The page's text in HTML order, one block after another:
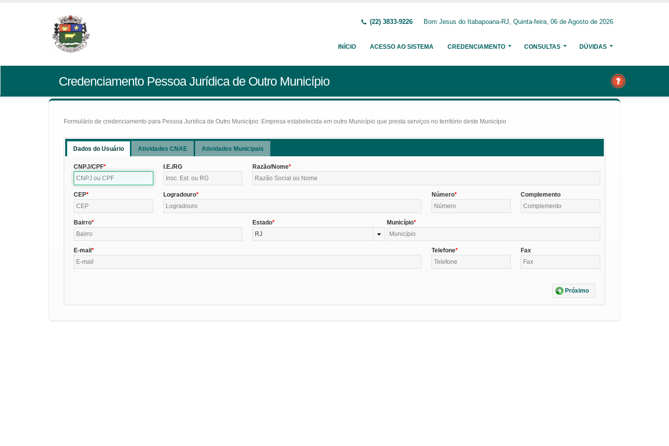
(22) 3833-9226 Bom Jesus do Itabapoana-RJ, Quinta-feira, 06 de Agosto de 2026
INÍCIO ACESSO AO SISTEMA CREDENCIAMENTO CONSULTAS DÚVIDAS
Credenciamento Pessoa Jurídica de Outro Município
Formulário de credenciamento para Pessoa Jurídica de Outro Município: Empresa estabelecida em outro Município que presta serviços no território deste Município
Dados do Usuário Atividades CNAE Atividades Municipais
CNPJ/CPF I.E./RG Razão/Nome
CEP Logradouro Número Complemento
Bairro
Estado
RJ
Município
E-mail Telefone Fax
Próximo